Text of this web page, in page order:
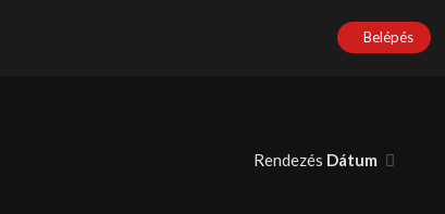
Belépés
Rendezés Dátum